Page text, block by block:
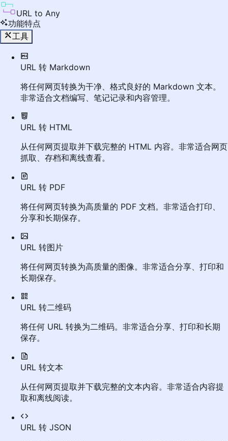
URL to Any
功能特点
工具
URL 转 Markdown
将任何网页转换为干净、格式良好的 Markdown 文本。
非常适合文档编写、笔记记录和内容管理。
URL 转 HTML
从任何网页提取并下载完整的 HTML 内容。非常适合网页
抓取、存档和离线查看。
URL 转 PDF
将任何网页转换为高质量的 PDF 文档。非常适合打印、
分享和长期保存。
URL 转图片
将任何网页转换为高质量的图像。非常适合分享、打印和
长期保存。
URL 转二维码
将任何 URL 转换为二维码。非常适合分享、打印和长期
保存。
URL 转文本
从任何网页提取并下载完整的文本内容。非常适合内容提
取和离线阅读。
URL 转 JSON